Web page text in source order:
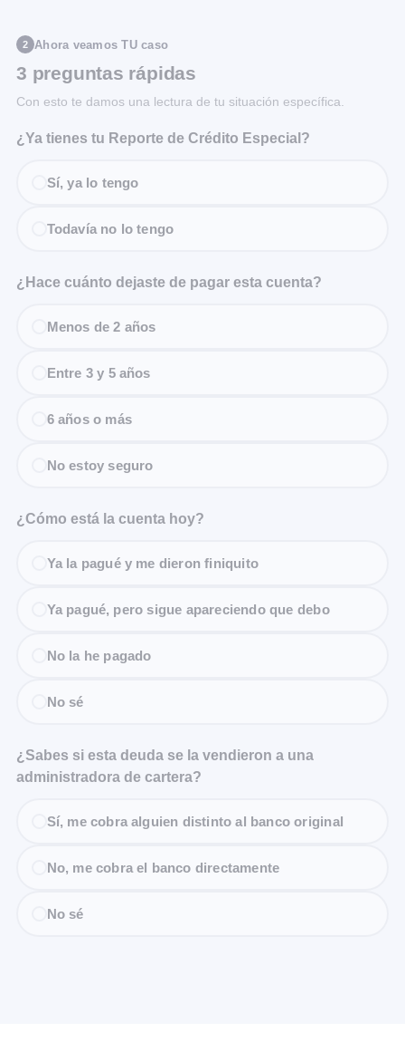
2 Ahora veamos TU caso
3 preguntas rápidas
Con esto te damos una lectura de tu situación específica.
¿Ya tienes tu Reporte de Crédito Especial?
Sí, ya lo tengo
Todavía no lo tengo
¿Hace cuánto dejaste de pagar esta cuenta?
Menos de 2 años
Entre 3 y 5 años
6 años o más
No estoy seguro
¿Cómo está la cuenta hoy?
Ya la pagué y me dieron finiquito
Ya pagué, pero sigue apareciendo que debo
No la he pagado
No sé
¿Sabes si esta deuda se la vendieron a una
administradora de cartera?
Sí, me cobra alguien distinto al banco original
No, me cobra el banco directamente
No sé